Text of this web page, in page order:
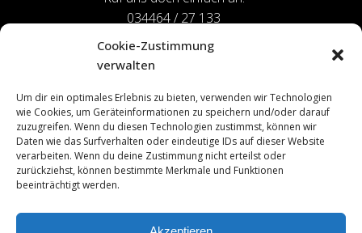
Cookie-Zustimmung
verwalten
Um dir ein optimales Erlebnis zu bieten, verwenden wir Technologien
wie Cookies, um Geräteinformationen zu speichern und/oder darauf
zuzugreifen. Wenn du diesen Technologien zustimmst, können wir
Daten wie das Surfverhalten oder eindeutige IDs auf dieser Website
verarbeiten. Wenn du deine Zustimmung nicht erteilst oder
zurückziehst, können bestimmte Merkmale und Funktionen
beeinträchtigt werden.
034464 / 27 133
Oder schicke eine E-Mail an:
info@weinbau-am-geiseltalsee.de
Rechtliches
Impressum
Kontakt